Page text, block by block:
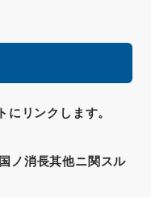
リンクします。
ノ消長其他ニ関スル